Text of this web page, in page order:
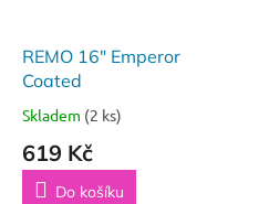
REMO 16" Emperor
Coated
Skladem (2 ks)
619 Kč
Do košíku